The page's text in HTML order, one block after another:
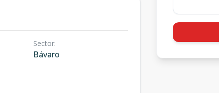
Sector:
Bávaro